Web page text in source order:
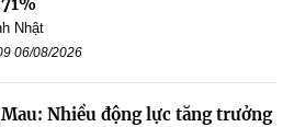
Nhật
06/08/2026
Mau: Nhiều động lực tăng trưởng